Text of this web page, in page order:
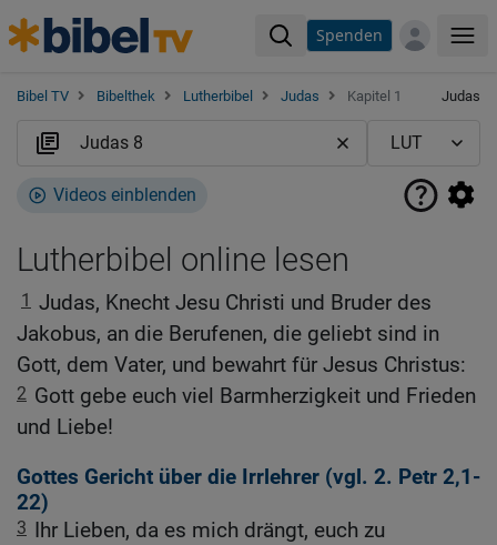
Spenden
Bibel TV Bibelthek Lutherbibel Judas Kapitel 1 Judas
Videos einblenden
Lutherbibel online lesen
1 Judas, Knecht Jesu Christi und Bruder des
Jakobus, an die Berufenen, die geliebt sind in
Gott, dem Vater, und bewahrt für Jesus Christus:
2 Gott gebe euch viel Barmherzigkeit und Frieden
und Liebe!
Gottes Gericht über die Irrlehrer (vgl. 2. Petr 2,1-
22)
3 Ihr Lieben, da es mich drängt, euch zu